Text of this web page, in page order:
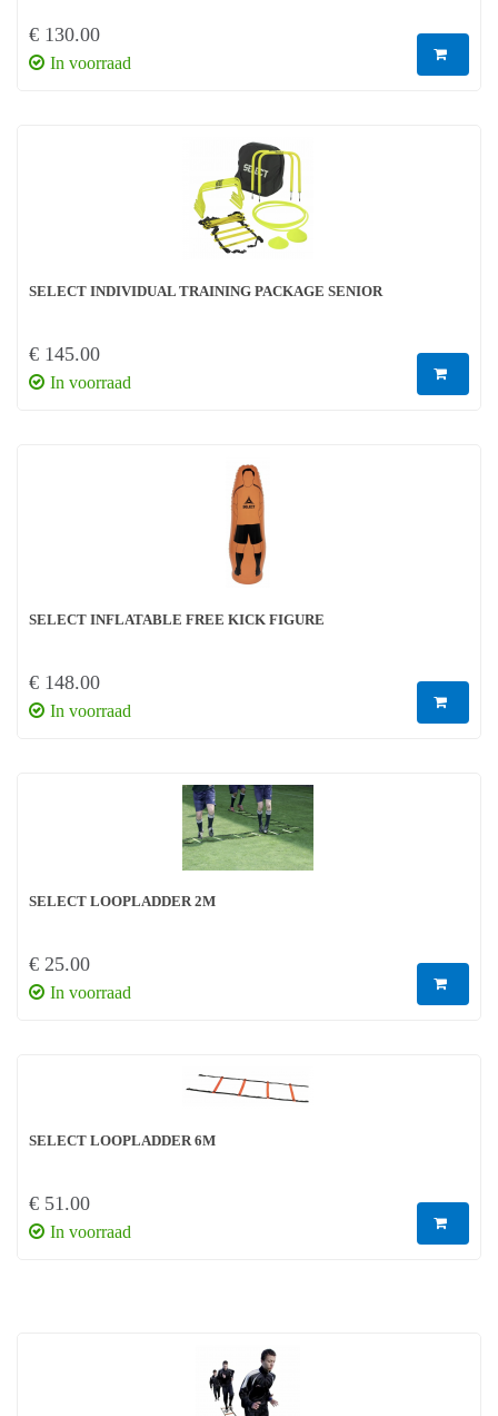
€ 130.00
In voorraad
SELECT INDIVIDUAL TRAINING PACKAGE SENIOR
€ 145.00
In voorraad
SELECT INFLATABLE FREE KICK FIGURE
€ 148.00
In voorraad
SELECT LOOPLADDER 2M
€ 25.00
In voorraad
SELECT LOOPLADDER 6M
€ 51.00
In voorraad